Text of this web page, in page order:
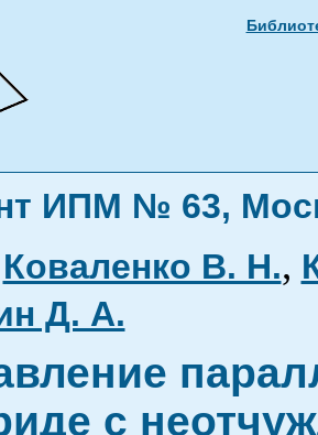
ИПМ № 63,
Коваленко В. Н.,
Д. А.
с